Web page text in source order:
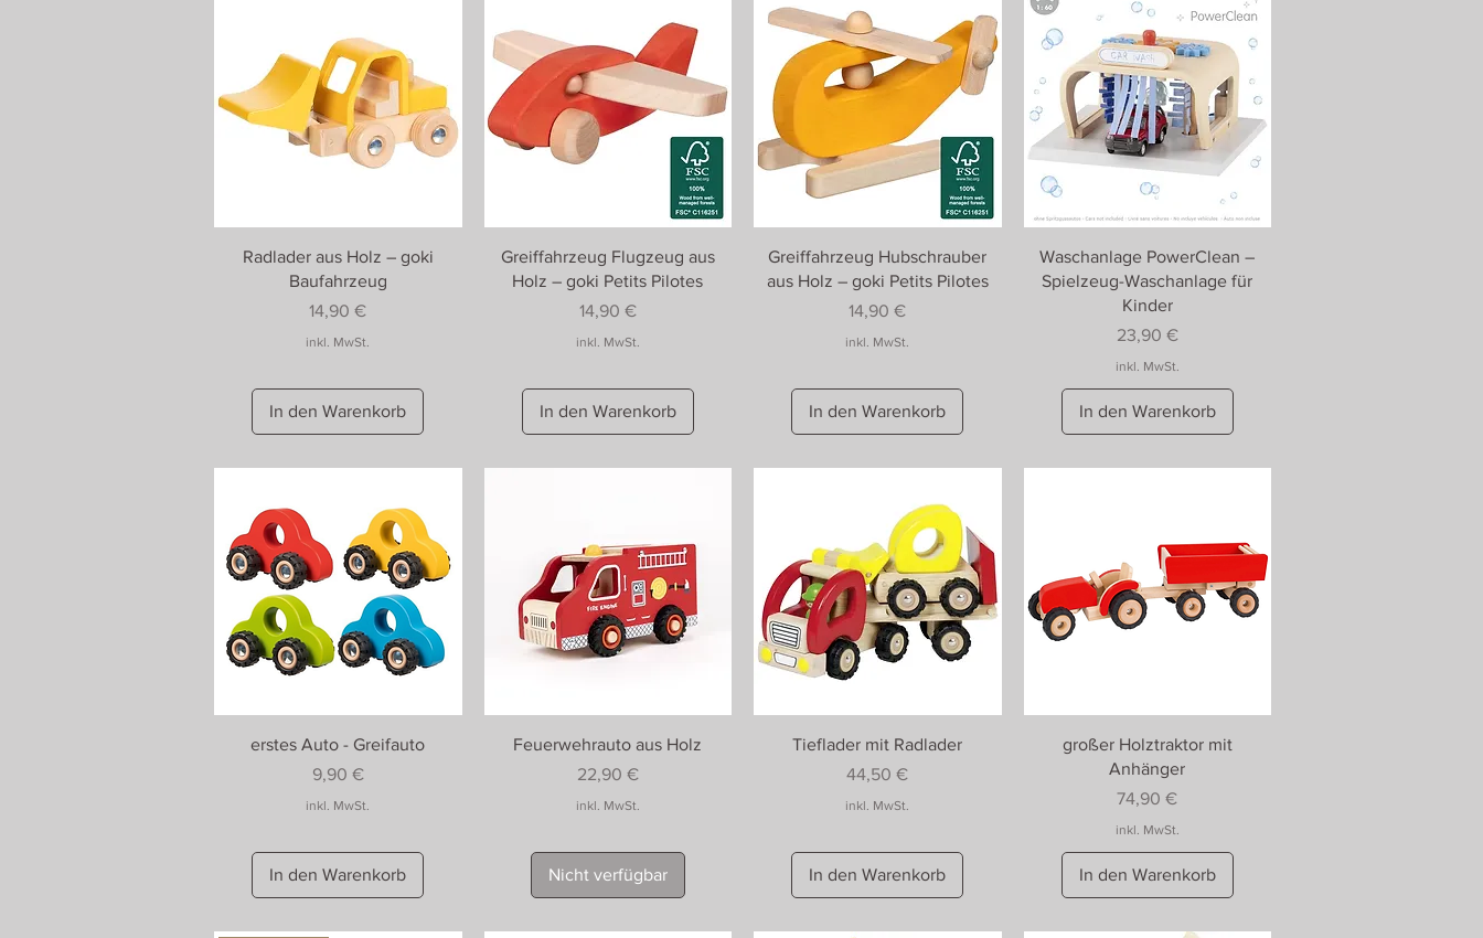
Radlader aus Holz – goki
Baufahrzeug
Preis
14,90 €
inkl. MwSt.
In den Warenkorb
Greiffahrzeug Flugzeug aus
Holz – goki Petits Pilotes
Preis
14,90 €
inkl. MwSt.
In den Warenkorb
Greiffahrzeug Hubschrauber
aus Holz – goki Petits Pilotes
Preis
14,90 €
inkl. MwSt.
In den Warenkorb
Waschanlage PowerClean –
Spielzeug-Waschanlage für
Kinder
Preis
23,90 €
inkl. MwSt.
In den Warenkorb
erstes Auto - Greifauto
Preis
9,90 €
inkl. MwSt.
In den Warenkorb
Feuerwehrauto aus Holz
Preis
22,90 €
inkl. MwSt.
Nicht verfügbar
Tieflader mit Radlader
Preis
44,50 €
inkl. MwSt.
In den Warenkorb
großer Holztraktor mit
Anhänger
Preis
74,90 €
inkl. MwSt.
In den Warenkorb